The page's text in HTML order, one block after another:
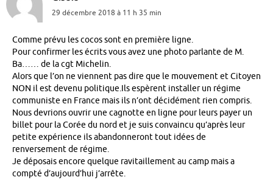
29 décembre 2018 à 11 h 35 min
Comme prévu les cocos sont en première ligne.
Pour confirmer les écrits vous avez une photo parlante de M.
Ba…… de la cgt Michelin.
Alors que l’on ne viennent pas dire que le mouvement et Citoyen
NON il est devenu politique.Ils espèrent installer un régime
communiste en France mais ils n’ont décidément rien compris.
Nous devrions ouvrir une cagnotte en ligne pour leurs payer un
billet pour la Corée du nord et je suis convaincu qu’après leur
petite expérience ils abandonneront tout idées de
renversement de régime.
Je déposais encore quelque ravitaillement au camp mais a
compté d’aujourd’hui j’arrête.